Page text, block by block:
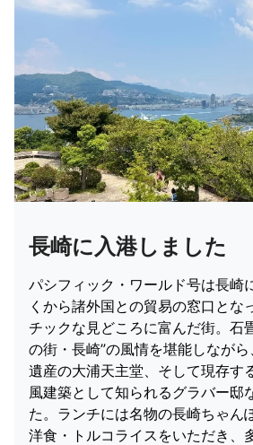
長崎に入港しました
パシフィック・ワールド号は長崎
くから諸外国との貿易の窓口とな
チックな見どころに富んだ街。石
の街・長崎”の風情を堪能しなが
遺産の大浦天主堂、そして現存す
風建築として知られるグラバー邸
た。ランチには名物の長崎ちゃん
洋食・トルコライスをいただき、